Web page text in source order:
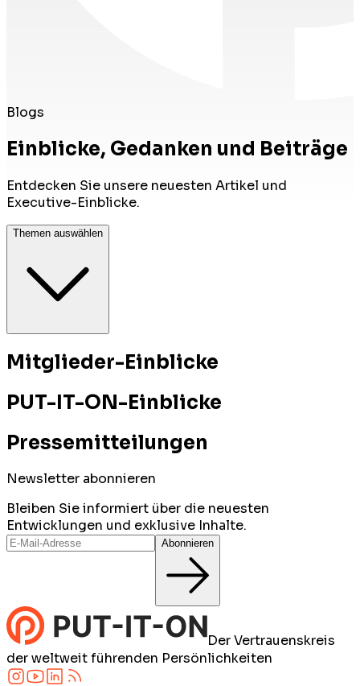
Blogs
Einblicke, Gedanken und Beiträge
Entdecken Sie unsere neuesten Artikel und
Executive-Einblicke.
Themen auswählen
Mitglieder-Einblicke
PUT-IT-ON-Einblicke
Pressemitteilungen
Newsletter abonnieren
Bleiben Sie informiert über die neuesten
Entwicklungen und exklusive Inhalte.
Abonnieren
Der Vertrauenskreis
der weltweit führenden Persönlichkeiten